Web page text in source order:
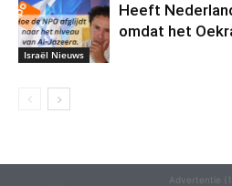
Israël Nieuws
Heeft
omdat het
Advertentie